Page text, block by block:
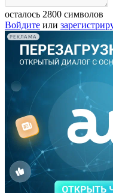
осталось 2800 символов
Войдите или
РЕКЛАМА